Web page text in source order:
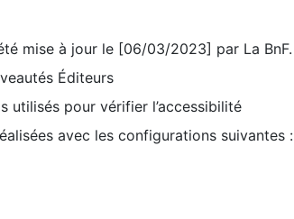
mise à jour le [06/03/2023] par La BnF.
Éditeurs
utilisés pour vérifier l’accessibilité
avec les configurations suivantes :